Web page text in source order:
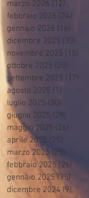
marzo 2026 (12)
febbraio 2026 (24)
gennaio 2026 (16)
dicembre 2025 (33)
novembre 2025 (15)
ottobre 2025 (20)
settembre 2025 (17)
agosto 2025 (1)
luglio 2025 (30)
giugno 2025 (28)
maggio 2025 (26)
aprile 2025 (25)
marzo 2025 (25)
febbraio 2025 (26)
gennaio 2025 (35)
dicembre 2024 (9) 9 post